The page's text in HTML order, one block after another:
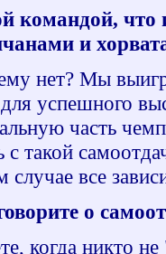
командой, что
и
нет? Мы
успешного
часть
с такой
все
о
когда никто